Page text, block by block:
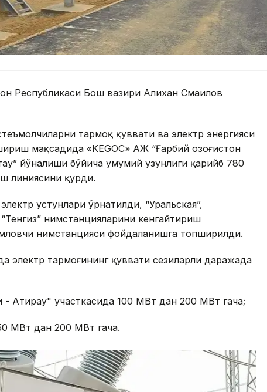
Республикаси Бош вазири Алихан Смаилов
тармоқ қуввати ва электр энергияси
мақсадида «KEGOC» АЖ “Ғарбий Қозоғистон
йўналиши бўйича умумий узунлиги қарийб 780
линиясини қурди.
устунлари ўрнатилди, “Уральская”,
“Тенгиз” нимстанцияларини кенгайтириш
нимстанцияси фойдаланишга топширилди.
электр тармоғининг қуввати сезиларли даражада
- Атирау" участкасида 100 МВт дан 200 МВт гача;
МВт дан 200 МВт гача.